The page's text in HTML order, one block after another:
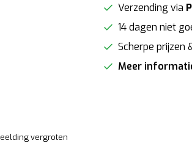
vergroten
Verzending via
14 dagen niet
Scherpe prijzen
Meer